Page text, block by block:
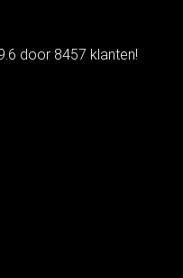
door 8457 klanten!